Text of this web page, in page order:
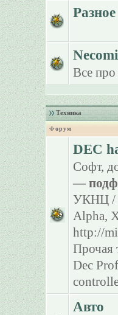
Разное
Все
Техника
Форум
DEC
Софт,
—
УКНЦ /
Alpha,
http://
Прочая
Dec
Авто